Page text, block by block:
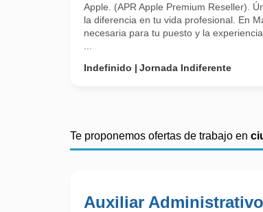
Apple. (APR Apple Premium Reseller).
la diferencia en tu vida profesional. En
necesaria para tu puesto y la
Indefinido
Jornada Indiferente
Te proponemos ofertas de trabajo en
Auxiliar